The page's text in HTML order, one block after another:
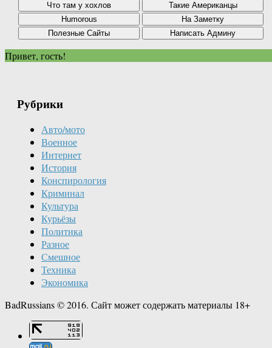
Привет, гость!
Рубрики
Авто/мото
Военное
Интернет
История
Конспирология
Криминал
Культура
Курьёзы
Политика
Разное
Смешное
Техника
Экономика
BadRussians © 2016. Сайт может содержать материалы 18+